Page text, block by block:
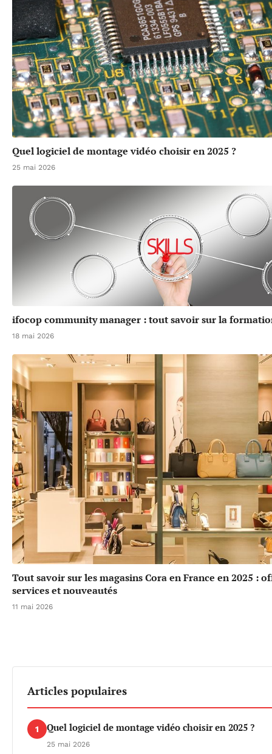
Quel logiciel de montage vidéo choisir en 2025 ?
25 mai 2026
ifocop community manager : tout savoir sur la
18 mai 2026
Tout savoir sur les magasins Cora en France en 2025 :
services et nouveautés
11 mai 2026
Articles populaires
1 Quel logiciel de montage vidéo choisir en 2025 ?
25 mai 2026